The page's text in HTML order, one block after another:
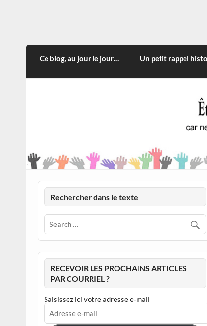
CITOYEN D'ILLE-ET-
Ce blog, au jour le jour… Un petit rappel
Rechercher dans le texte
RECEVOIR LES PROCHAINS ARTICLES
PAR COURRIEL ?
Saisissez ici votre adresse e-mail
Adresse
e-
mail